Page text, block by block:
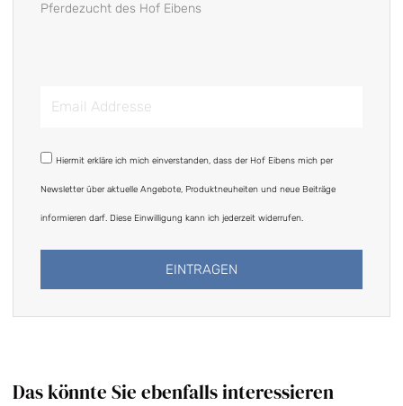
Pferdezucht des Hof Eibens
DSGVO
Hiermit erkläre ich mich einverstanden, dass der Hof Eibens mich per
Newsletter über aktuelle Angebote, Produktneuheiten und neue Beiträge
informieren darf. Diese Einwilligung kann ich jederzeit widerrufen.
EINTRAGEN
Das könnte Sie ebenfalls interessieren